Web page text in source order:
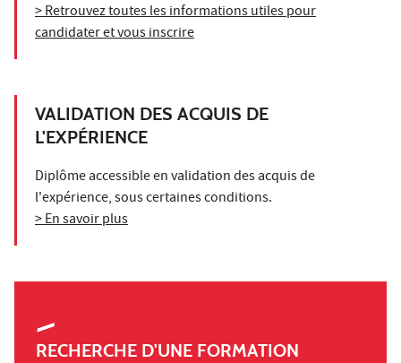
> Retrouvez toutes les informations utiles pour
candidater et vous inscrire
VALIDATION DES ACQUIS DE
L'EXPÉRIENCE
Diplôme accessible en validation des acquis de
l'expérience, sous certaines conditions.
> En savoir plus
RECHERCHE D'UNE FORMATION